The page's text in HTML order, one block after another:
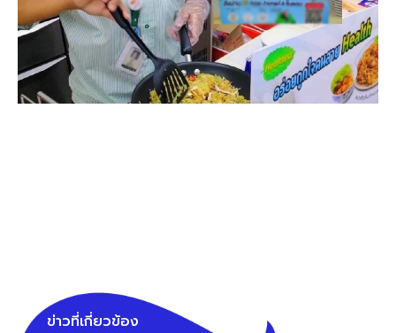
ข่าวที่เกี่ยวข้อง